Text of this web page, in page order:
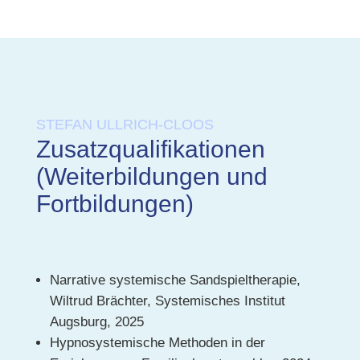
STEFAN ULLRICH-CLOOS
Zusatzqualifikationen
(Weiterbildungen und
Fortbildungen)
Narrative systemische Sandspieltherapie,
Wiltrud Brächter, Systemisches Institut
Augsburg, 2025
Hypnosystemische Methoden in der